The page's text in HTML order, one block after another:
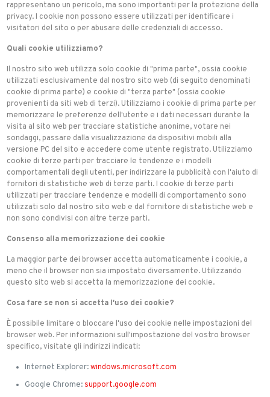
rappresentano un pericolo, ma sono importanti per la protezione della
privacy. I cookie non possono essere utilizzati per identificare i
visitatori del sito o per abusare delle credenziali di accesso.
Quali cookie utilizziamo?
Il nostro sito web utilizza solo cookie di "prima parte", ossia cookie
utilizzati esclusivamente dal nostro sito web (di seguito denominati
cookie di prima parte) e cookie di "terza parte" (ossia cookie
provenienti da siti web di terzi). Utilizziamo i cookie di prima parte per
memorizzare le preferenze dell'utente e i dati necessari durante la
visita al sito web per tracciare statistiche anonime, votare nei
sondaggi, passare dalla visualizzazione da dispositivi mobili alla
versione PC del sito e accedere come utente registrato. Utilizziamo
cookie di terze parti per tracciare le tendenze e i modelli
comportamentali degli utenti, per indirizzare la pubblicità con l'aiuto di
fornitori di statistiche web di terze parti. I cookie di terze parti
utilizzati per tracciare tendenze e modelli di comportamento sono
utilizzati solo dal nostro sito web e dal fornitore di statistiche web e
non sono condivisi con altre terze parti.
Consenso alla memorizzazione dei cookie
La maggior parte dei browser accetta automaticamente i cookie, a
meno che il browser non sia impostato diversamente. Utilizzando
questo sito web si accetta la memorizzazione dei cookie.
Cosa fare se non si accetta l'uso dei cookie?
È possibile limitare o bloccare l'uso dei cookie nelle impostazioni del
browser web. Per informazioni sull'impostazione del vostro browser
specifico, visitate gli indirizzi indicati:
Internet Explorer:windows.microsoft.com
Google Chrome: support.google.com